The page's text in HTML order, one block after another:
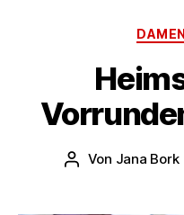
Beitragsautor
Von Jana Bork